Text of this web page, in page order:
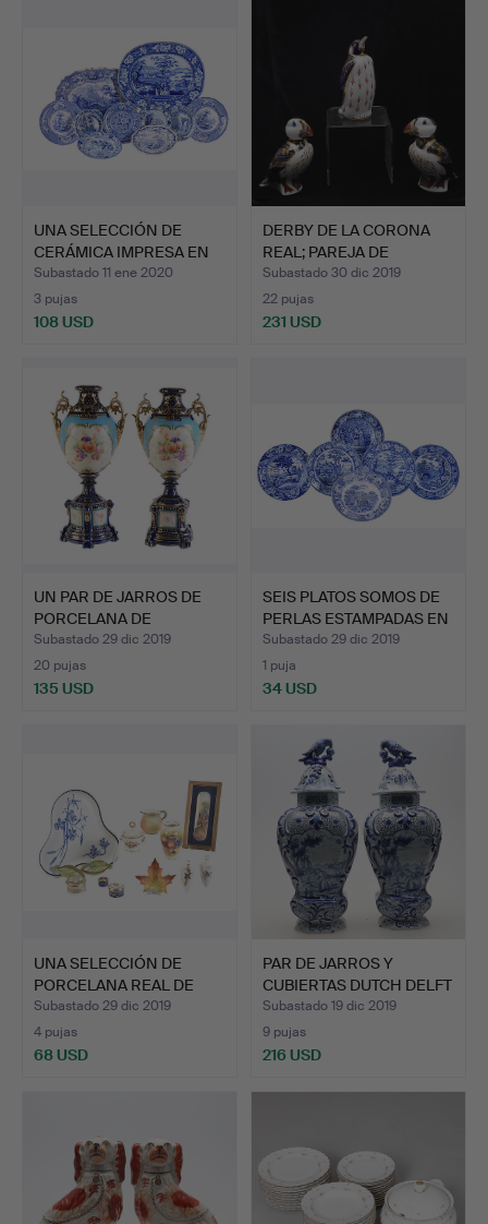
UNA SELECCIÓN DE
CERÁMICA IMPRESA EN
AZUL …
Subastado 11 ene 2020
3 pujas
108 USD
DERBY DE LA CORONA
REAL; PAREJA DE
FRAILEC…
Subastado 30 dic 2019
22 pujas
231 USD
UN PAR DE JARROS DE
PORCELANA DE
RUDOLSTAD…
Subastado 29 dic 2019
20 pujas
135 USD
SEIS PLATOS SOMOS DE
PERLAS ESTAMPADAS EN
…
Subastado 29 dic 2019
1 puja
34 USD
UNA SELECCIÓN DE
PORCELANA REAL DE
WORCEST…
Subastado 29 dic 2019
4 pujas
68 USD
PAR DE JARROS Y
CUBIERTAS DUTCH DELFT
AZUL…
Subastado 19 dic 2019
9 pujas
216 USD